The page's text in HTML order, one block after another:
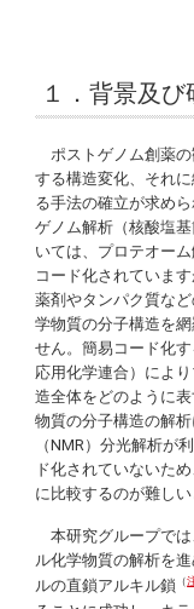
１．背景及
ポストゲノム創薬の
する構造変化、それ
る手法の確立が求め
ゲノム解析（核酸塩
いては、プロテオー
コード化されていま
薬剤やタンパク質な
学物質の分子構造を
せん。簡易コード化す
応用化学連合）によ
造全体をどのように
物質の分子構造の解
（NMR）分光解析が
ド化されていないた
に比較するのが難し
本研究グループでは
ル化学物質の解析を
ルの直鎖アルキル鎖 （